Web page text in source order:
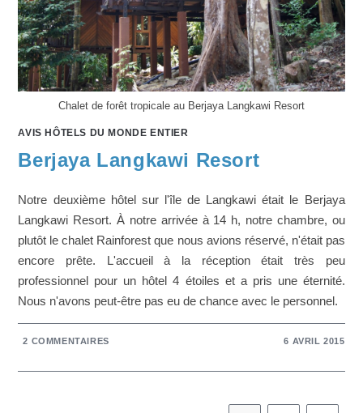
Chalet de forêt tropicale au Berjaya Langkawi Resort
AVIS HÔTELS DU MONDE ENTIER
Berjaya Langkawi Resort
Notre deuxième hôtel sur l'île de Langkawi était le Berjaya
Langkawi Resort. À notre arrivée à 14 h, notre chambre, ou
plutôt le chalet Rainforest que nous avions réservé, n'était pas
encore prête. L'accueil à la réception était très peu
professionnel pour un hôtel 4 étoiles et a pris une éternité.
Nous n'avons peut-être pas eu de chance avec le personnel.
2 COMMENTAIRES 6 AVRIL 2015